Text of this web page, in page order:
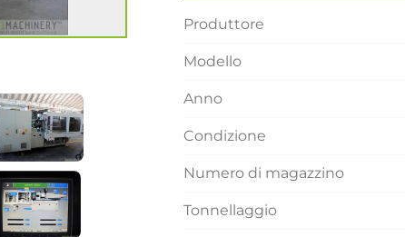
Produttore
Modello
Anno
Condizione
Numero di magazzino
Tonnellaggio